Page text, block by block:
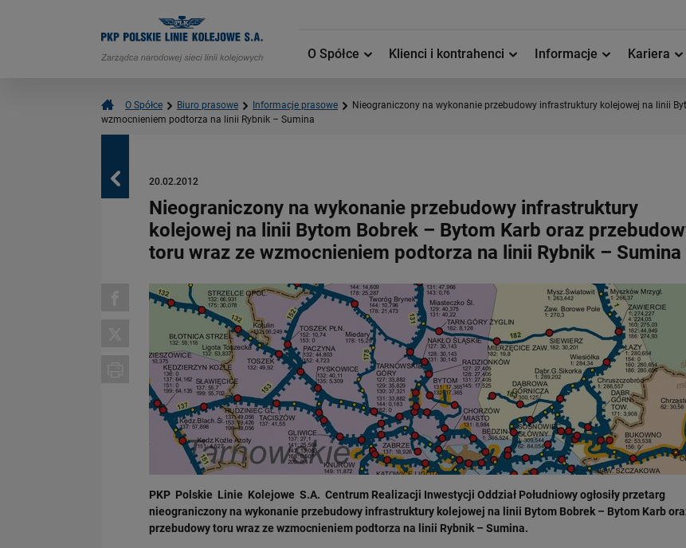
O Spółce Klienci i kontrahenci Informacje Kariera
O Spółce Biuro prasowe Informacje prasowe
Nieograniczony na wykonanie przebudowy infrastruktury kolejowej na linii
wzmocnieniem podtorza na linii Rybnik – Sumina
Powrót 20.02.2012
Nieograniczony na wykonanie przebudowy infrastruktury
kolejowej na linii Bytom Bobrek – Bytom Karb oraz
toru wraz ze wzmocnieniem podtorza na linii Rybnik – Sumina
PKP Polskie Linie Kolejowe S.A. Centrum Realizacji Inwestycji Oddział Południowy ogłosiły przetarg
nieograniczony na wykonanie przebudowy infrastruktury kolejowej na linii Bytom Bobrek – Bytom Karb
przebudowy toru wraz ze wzmocnieniem podtorza na linii Rybnik – Sumina.